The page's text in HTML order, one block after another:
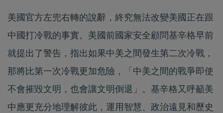
美國官方左兜右轉的說辭，終究無法改變美國正在跟
中國打冷戰的事實。美國前國家安全顧問基辛格早前
就提出了警告，指出如果中美之間發生第二次冷戰，
那將比第一次冷戰更加危險，「中美之間的戰爭即使
不會摧毀文明，也會讓文明倒退」。基辛格又呼籲美
中應更充分地理解彼此，運用智慧、政治遠見和歷史